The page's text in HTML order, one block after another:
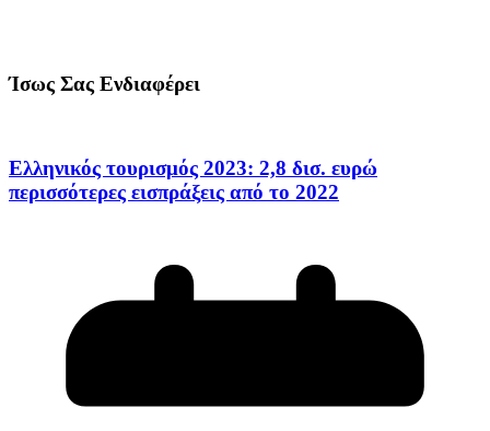
Ίσως Σας Ενδιαφέρει
Ελληνικός τουρισμός 2023: 2,8 δισ. ευρώ
περισσότερες εισπράξεις από το 2022